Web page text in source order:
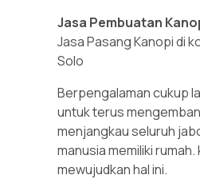
Jasa Pembuatan
Jasa Pasang Kanopi di
Solo
Berpengalaman cukup
untuk terus
menjangkau seluruh
manusia memiliki
mewujudkan hal ini.